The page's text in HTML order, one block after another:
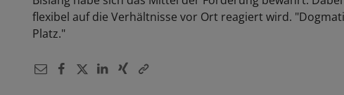
flexibel auf die Verhältnisse vor Ort reagiert wird.
Platz."